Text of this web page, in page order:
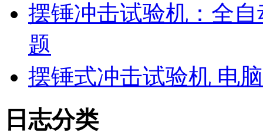
摆锤冲击试验机：全
题
摆锤式冲击试验机 电
日志分类